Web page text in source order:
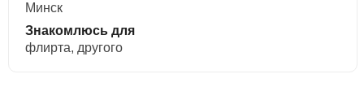
Минск
Знакомлюсь для
флирта, другого